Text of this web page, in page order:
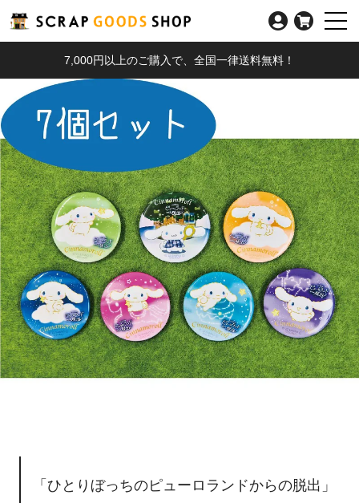
7,000円以上のご購入で、全国一律送料無料！
「ひとりぼっちのピューロランドからの脱出」